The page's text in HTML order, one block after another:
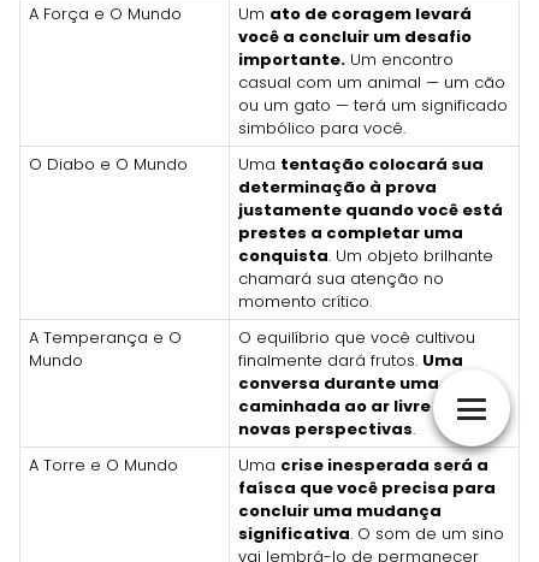
A Força e O Mundo
Um ato de coragem levará
você a concluir um desafio
importante. Um encontro
casual com um animal — um cão
ou um gato — terá um significado
simbólico para você.
O Diabo e O Mundo
Uma tentação colocará sua
determinação à prova
justamente quando você está
prestes a completar uma
conquista. Um objeto brilhante
chamará sua atenção no
momento crítico.
A Temperança e O
Mundo
O equilíbrio que você cultivou
finalmente dará frutos. Uma
conversa durante uma
caminhada ao ar livre trará
novas perspectivas.
A Torre e O Mundo
Uma crise inesperada será a
faísca que você precisa para
concluir uma mudança
significativa. O som de um sino
vai lembrá-lo de permanecer